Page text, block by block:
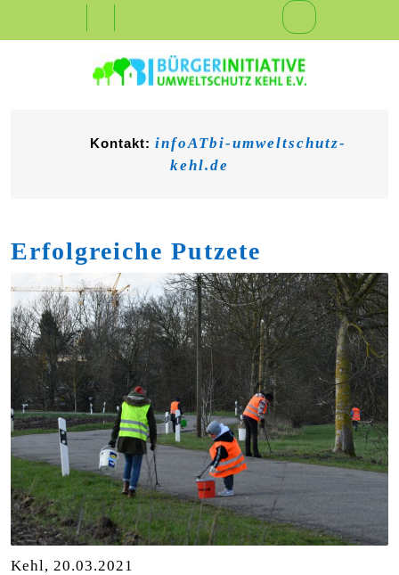
Button
Kontakt: infoATbi-umweltschutz-
kehl.de
Erfolgreiche Putzete
Kehl, 20.03.2021